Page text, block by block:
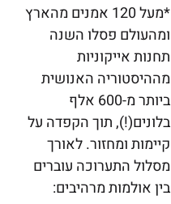
*מעל 120
אמנים מהארץ
ומהעולם פסלו השנה
תחנות אייקוניות
מההיסטוריה האנושית
ביותר מ-600 אלף
בלונים(!), תוך הקפדה על
קיימות ומחזור. לאורך
מסלול התערוכה עוברים
בין אולמות מרהיבים: